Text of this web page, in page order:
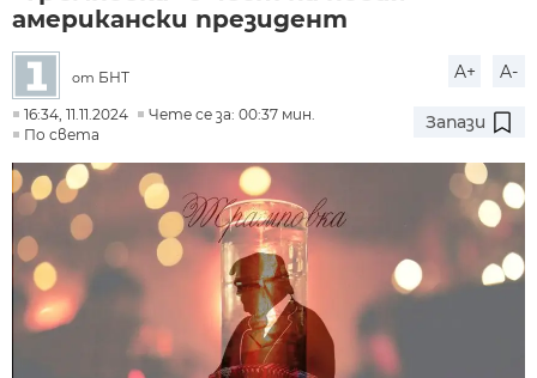
американски президент
от БНТ A+ A-
16:34, 11.11.2024
Чете се за: 00:37 мин.
По света
Запази